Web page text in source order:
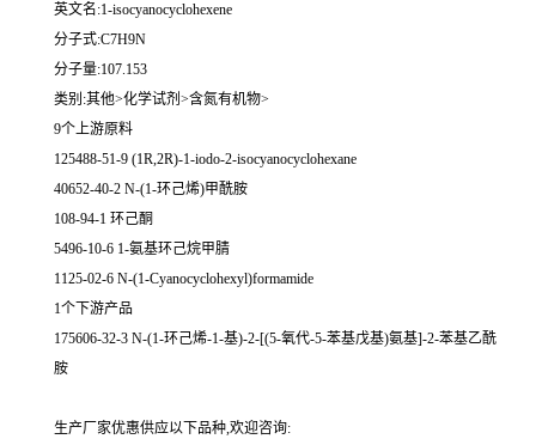
英文名:1-isocyanocyclohexene
分子式:C7H9N
分子量:107.153
类别:其他>化学试剂>含氮有机物>
9个上游原料
125488-51-9 (1R,2R)-1-iodo-2-isocyanocyclohexane
40652-40-2 N-(1-环己烯)甲酰胺
108-94-1 环己酮
5496-10-6 1-氨基环己烷甲腈
1125-02-6 N-(1-Cyanocyclohexyl)formamide
1个下游产品
175606-32-3 N-(1-环己烯-1-基)-2-[(5-氧代-5-苯基戊基)氨基]-2-苯基乙酰
胺
生产厂家优惠供应以下品种,欢迎咨询: